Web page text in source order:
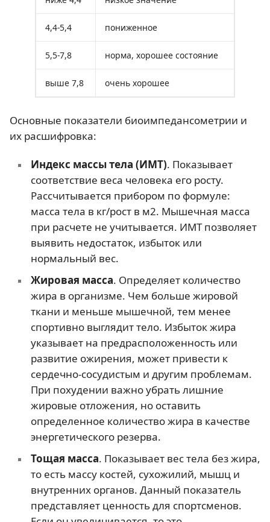
4,4-5,4 пониженное
5,5-7,8 норма, хорошее состояние
выше 7,8 очень хорошее
Основные показатели биоимпедансометрии и
их расшифровка:
Индекс массы тела (ИМТ). Показывает
соответствие веса человека его росту.
Рассчитывается прибором по формуле:
масса тела в кг/рост в м2. Мышечная масса
при расчете не учитывается. ИМТ позволяет
выявить недостаток, избыток или
нормальный вес.
Жировая масса. Определяет количество
жира в организме. Чем больше жировой
ткани и меньше мышечной, тем менее
спортивно выглядит тело. Избыток жира
указывает на предрасположенность или
развитие ожирения, может привести к
сердечно-сосудистым и другим проблемам.
При похудении важно убрать лишние
жировые отложения, но оставить
определенное количество жира в качестве
энергетического резерва.
Тощая масса. Показывает вес тела без жира,
то есть массу костей, сухожилий, мышц и
внутренних органов. Данный показатель
представляет ценность для спортсменов.